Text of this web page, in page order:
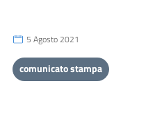
5 Agosto 2021
comunicato stampa